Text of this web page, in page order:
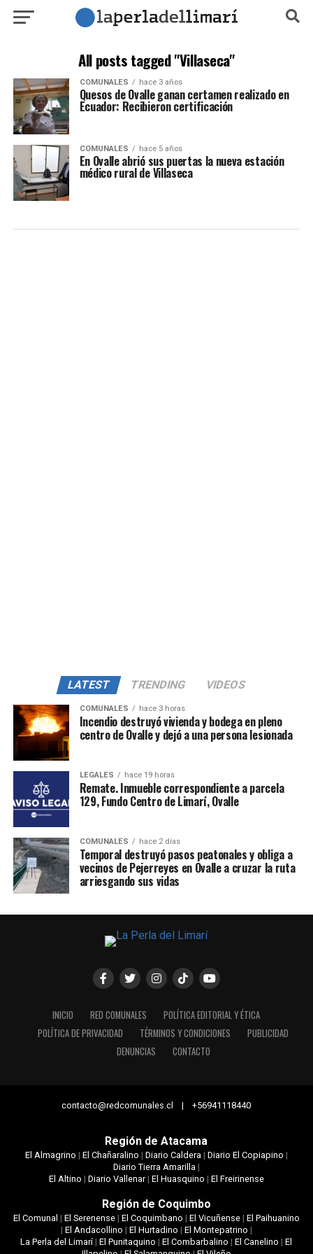
All posts tagged "Villaseca"
COMUNALES hace 3 años
Quesos de Ovalle ganan certamen realizado en
Ecuador: Recibieron certificación
COMUNALES hace 5 años
En Ovalle abrió sus puertas la nueva estación
médico rural de Villaseca
LATEST TRENDING VIDEOS
COMUNALES hace 3 horas
Incendio destruyó vivienda y bodega en pleno
centro de Ovalle y dejó a una persona lesionada
LEGALES hace 19 horas
Remate. Inmueble correspondiente a parcela
129, Fundo Centro de Limarí, Ovalle
COMUNALES hace 2 días
Temporal destruyó pasos peatonales y obliga a
vecinos de Pejerreyes en Ovalle a cruzar la ruta
arriesgando sus vidas
INICIO RED COMUNALES
POLÍTICA EDITORIAL Y ÉTICA
POLÍTICA DE PRIVACIDAD
TÉRMINOS Y CONDICIONES
PUBLICIDAD
DENUNCIAS
CONTACTO
contacto@redcomunales.cl | +56941118440
Región de Atacama
El Almagrino | El Chañaralino | Diario Caldera| Diario El Copiapino |
Diario Tierra Amarilla|
El Altino | Diario Vallenar| El Huasquino | El Freirinense
Región de Coquimbo
El Comunal | El Serenense| El Coquimbano | El Vicuñense| El Paihuanino
| El Andacollino | El Hurtadino | El Montepatrino |
La Perla del Limarí|El Punitaquino |El Combarbalino |El Canelino |El